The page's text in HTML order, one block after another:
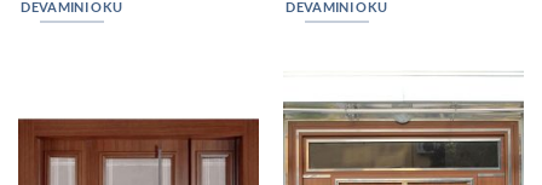
DEVAMINI OKU DEVAMINI OKU